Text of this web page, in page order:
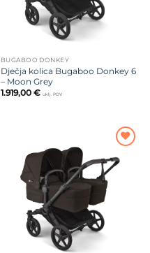
BUGABOO DONKEY
Dječja kolica Bugaboo Donkey 6
– Moon Grey
1.919,00 € uklj. PDV
na listu
želja